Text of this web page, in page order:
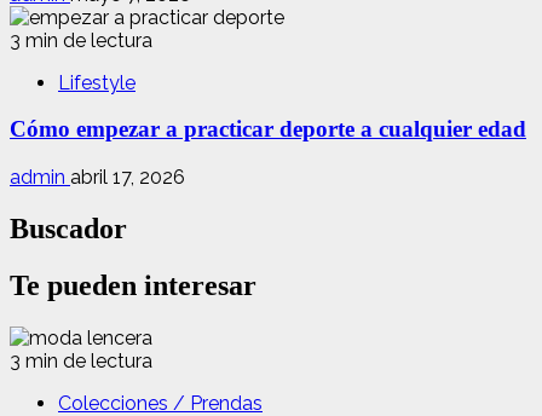
3 min de lectura
Lifestyle
Cómo empezar a practicar deporte a cualquier edad
admin abril 17, 2026
Buscador
Te pueden interesar
3 min de lectura
Colecciones / Prendas